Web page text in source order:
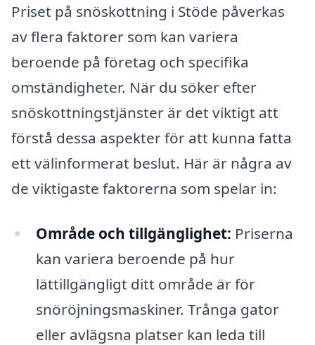
Priset på snöskottning i Stöde påverkas
av flera faktorer som kan variera
beroende på företag och specifika
omständigheter. När du söker efter
snöskottningstjänster är det viktigt att
förstå dessa aspekter för att kunna fatta
ett välinformerat beslut. Här är några av
de viktigaste faktorerna som spelar in:
Område och tillgänglighet: Priserna
kan variera beroende på hur
lättillgängligt ditt område är för
snöröjningsmaskiner. Trånga gator
eller avlägsna platser kan leda till